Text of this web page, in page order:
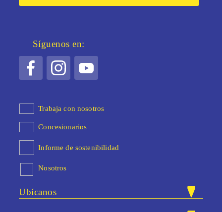
Síguenos en:
Trabaja con nosotros
Concesionarios
Informe de sostenibilidad
Nosotros
Ubícanos